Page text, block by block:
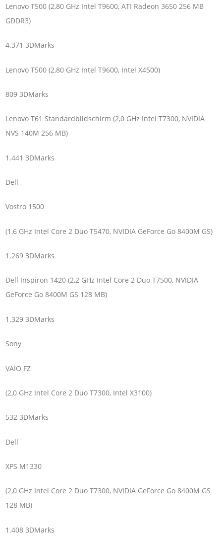
Lenovo T500 (2,80 GHz Intel T9600, ATI Radeon 3650 256 MB
GDDR3)
4.371 3DMarks
Lenovo T500 (2,80 GHz Intel T9600, Intel X4500)
809 3DMarks
Lenovo T61 Standardbildschirm (2,0 GHz Intel T7300, NVIDIA
NVS 140M 256 MB)
1.441 3DMarks
Dell
Vostro 1500
(1,6 GHz Intel Core 2 Duo T5470, NVIDIA GeForce Go 8400M GS)
1.269 3DMarks
Dell Inspiron 1420 (2,2 GHz Intel Core 2 Duo T7500, NVIDIA
GeForce Go 8400M GS 128 MB)
1.329 3DMarks
Sony
VAIO FZ
(2,0 GHz Intel Core 2 Duo T7300, Intel X3100)
532 3DMarks
Dell
XPS M1330
(2,0 GHz Intel Core 2 Duo T7300, NVIDIA GeForce Go 8400M GS
128 MB)
1.408 3DMarks